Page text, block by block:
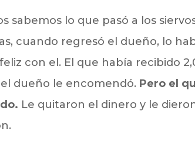
sabemos lo que pasó a los
cuando regresó el dueño, lo
con el. El que había recibido
el dueño le encomendó. Pero el
Le quitaron el dinero y le